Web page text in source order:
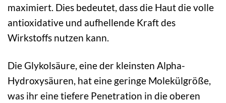
maximiert. Dies bedeutet, dass die Haut die volle
antioxidative und aufhellende Kraft des
Wirkstoffs nutzen kann.
Die Glykolsäure, eine der kleinsten Alpha-
Hydroxysäuren, hat eine geringe Molekülgröße,
was ihr eine tiefere Penetration in die oberen